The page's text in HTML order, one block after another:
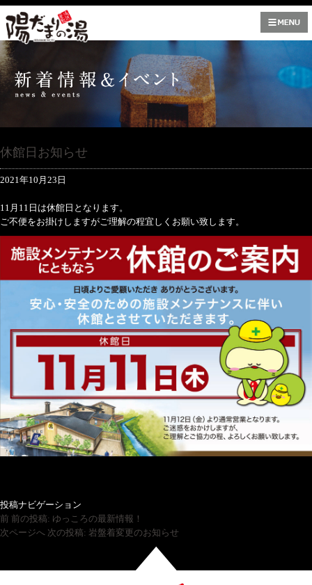
休館日お知らせ
2021年10月23日
11月11日は休館日となります。
ご不便をお掛けしますがご理解の程宜しくお願い致します。
投稿ナビゲーション
前 前の投稿: ゆっころの最新情報！
次ページへ 次の投稿: 岩盤着変更のお知らせ